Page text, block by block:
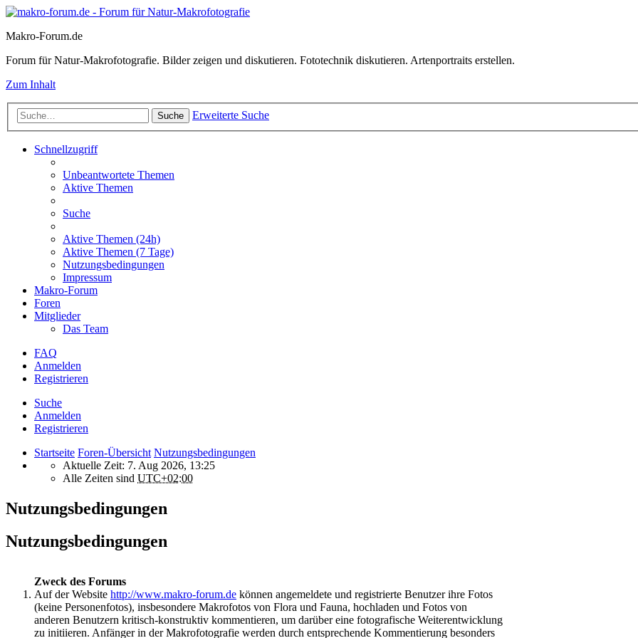
Makro-Forum.de
Forum für Natur-Makrofotografie. Bilder zeigen und diskutieren. Fototechnik diskutieren. Artenportraits erstellen.
Zum Inhalt
Suche Erweiterte Suche
Schnellzugriff
Unbeantwortete Themen
Aktive Themen
Suche
Aktive Themen (24h)
Aktive Themen (7 Tage)
Nutzungsbedingungen
Impressum
Makro-Forum
Foren
Mitglieder
Das Team
FAQ
Anmelden
Registrieren
Suche
Anmelden
Registrieren
Startseite Foren-Übersicht Nutzungsbedingungen
Aktuelle Zeit: 7. Aug 2026, 13:25
Alle Zeiten sind UTC+02:00
Nutzungsbedingungen
Nutzungsbedingungen
Zweck des Forums
Auf der Website http://www.makro-forum.de können angemeldete und registrierte Benutzer ihre Fotos
(keine Personenfotos), insbesondere Makrofotos von Flora und Fauna, hochladen und Fotos von
anderen Benutzern kritisch-konstruktiv kommentieren, um darüber eine fotografische Weiterentwicklung
zu initiieren. Anfänger in der Makrofotografie werden durch entsprechende Kommentierung besonders